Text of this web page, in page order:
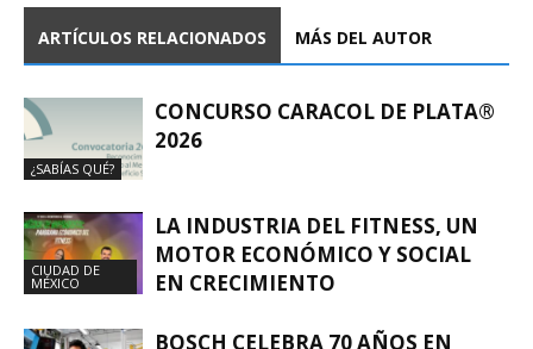
ARTÍCULOS RELACIONADOS MÁS DEL AUTOR
¿SABÍAS QUÉ?
CONCURSO CARACOL DE PLATA®
2026
CIUDAD DE
MÉXICO
LA INDUSTRIA DEL FITNESS, UN
MOTOR ECONÓMICO Y SOCIAL
EN CRECIMIENTO
BOSCH CELEBRA 70 AÑOS EN